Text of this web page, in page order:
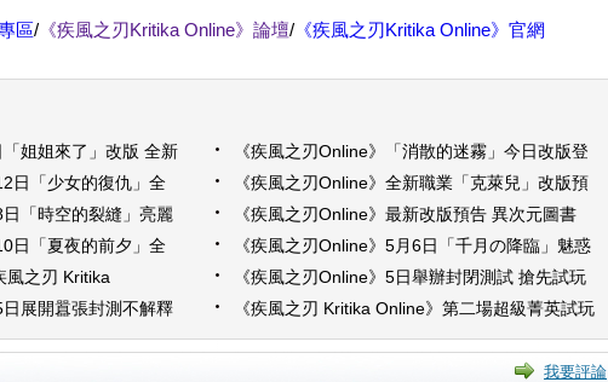
區/ 《疾風之刃Kritika Online》論壇/ 《疾風之刃Kritika Online》官網
「姐姐來了」改版 全新
《疾風之刃Online》「消散的迷霧」今日改版登
場
日「少女的復仇」全
同征討萬惡的阿爾奇
《疾風之刃Online》全新職業「克萊兒」改版預
告 冤魂騎士團、魯法爾商會寶物倉庫副本 全新
日「時空的裂縫」亮麗
限時活動副本登場 歡
《疾風之刃Online》最新改版預告 異次元圖書
館、四大副本、稀有時裝 伴你歡樂過暑假！
日「夏夜的前夕」全
紅利回饋機制 轉轉
《疾風之刃Online》5月6日「千月の降臨」魅惑
改版
風之刃 Kritika
《疾風之刃Online》5日舉辦封閉測試 搶先試玩
會披露封測豐富轉職以及副本競技場內容
日展開囂張封測不解釋
《疾風之刃 Kritika Online》第二場超級菁英試玩
我要評論